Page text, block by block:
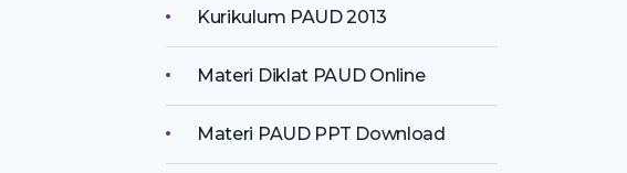
Kurikulum PAUD 2013
Materi Diklat PAUD Online
Materi PAUD PPT Download